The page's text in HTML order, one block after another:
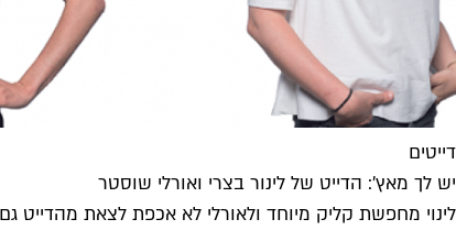
דייטים
יש לך מאץ': הדייט של לינור בצרי ואורלי שוסטר
לינוי מחפשת קליק מיוחד ולאורלי לא אכפת לצאת מהדייט